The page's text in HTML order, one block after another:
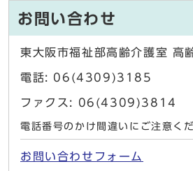
お問い合わせ
東大阪市福祉部高齢介護室 高
電話: 06(4309)3185
ファクス: 06(4309)3814
電話番号のかけ間違いにご注意くだ
お問い合わせフォーム